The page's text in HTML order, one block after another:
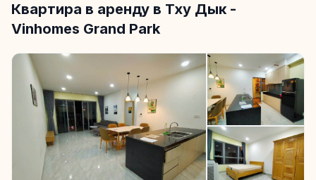
Квартира в аренду в Тху Дык -
Vinhomes Grand Park